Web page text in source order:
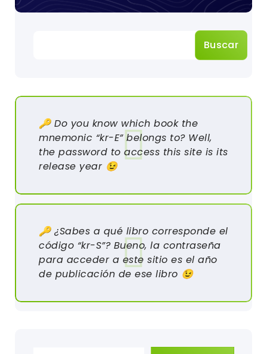
Buscar
🔑 Do you know which book the
mnemonic “kr-E” belongs to? Well,
the password to access this site is its
release year 😉
🔑 ¿Sabes a qué libro corresponde el
código “kr-S”? Bueno, la contraseña
para acceder a este sitio es el año
de publicación de ese libro 😉